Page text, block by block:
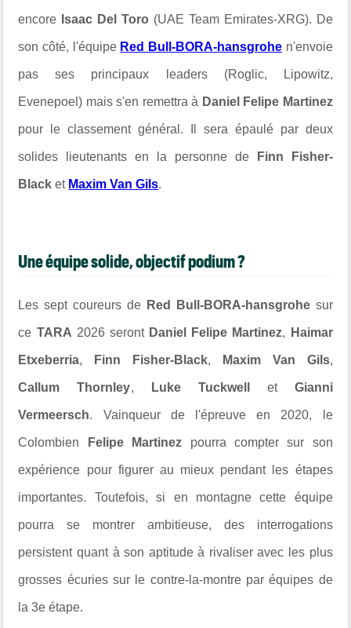
encore Isaac Del Toro (UAE Team Emirates-XRG). De
son côté, l'équipe Red Bull-BORA-hansgrohe n'envoie
pas ses principaux leaders (Roglic, Lipowitz,
Evenepoel) mais s'en remettra à Daniel Felipe Martinez
pour le classement général. Il sera épaulé par deux
solides lieutenants en la personne de Finn Fisher-
Black et Maxim Van Gils.
Une équipe solide, objectif podium ?
Les sept coureurs de Red Bull-BORA-hansgrohesur
ce TARA 2026 seront Daniel Felipe Martinez, Haimar
Etxeberria, Finn Fisher-Black, Maxim Van Gils,
Callum Thornley, Luke Tuckwell et Gianni
Vermeersch. Vainqueur de l'épreuve en 2020, le
Colombien Felipe Martinez pourra compter sur son
expérience pour figurer au mieux pendant les étapes
importantes. Toutefois, si en montagne cette équipe
pourra se montrer ambitieuse, des interrogations
persistent quant à son aptitude à rivaliser avec les plus
grosses écuries sur le contre-la-montre par équipes de
la 3e étape.